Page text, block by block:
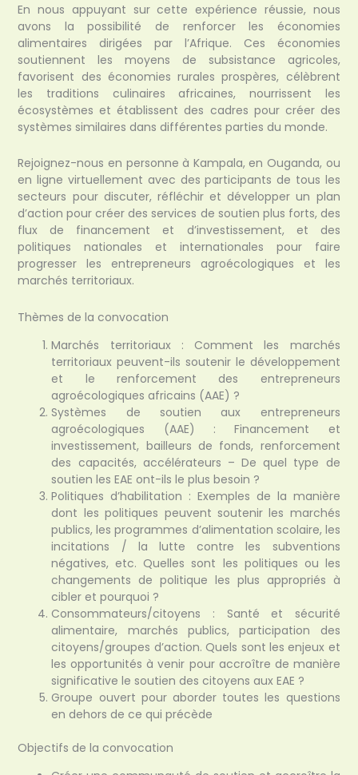
En nous appuyant sur cette expérience réussie, nous
avons la possibilité de renforcer les économies
alimentaires dirigées par l’Afrique. Ces économies
soutiennent les moyens de subsistance agricoles,
favorisent des économies rurales prospères, célèbrent
les traditions culinaires africaines, nourrissent les
écosystèmes et établissent des cadres pour créer des
systèmes similaires dans différentes parties du monde.
Rejoignez-nous en personne à Kampala, en Ouganda, ou
en ligne virtuellement avec des participants de tous les
secteurs pour discuter, réfléchir et développer un plan
d’action pour créer des services de soutien plus forts, des
flux de financement et d’investissement, et des
politiques nationales et internationales pour faire
progresser les entrepreneurs agroécologiques et les
marchés territoriaux.
Thèmes de la convocation
Marchés territoriaux : Comment les marchés
territoriaux peuvent-ils soutenir le développement
et le renforcement des entrepreneurs
agroécologiques africains (AAE) ?
Systèmes de soutien aux entrepreneurs
agroécologiques (AAE) : Financement et
investissement, bailleurs de fonds, renforcement
des capacités, accélérateurs – De quel type de
soutien les EAE ont-ils le plus besoin ?
Politiques d’habilitation : Exemples de la manière
dont les politiques peuvent soutenir les marchés
publics, les programmes d’alimentation scolaire, les
incitations / la lutte contre les subventions
négatives, etc. Quelles sont les politiques ou les
changements de politique les plus appropriés à
cibler et pourquoi ?
Consommateurs/citoyens : Santé et sécurité
alimentaire, marchés publics, participation des
citoyens/groupes d’action. Quels sont les enjeux et
les opportunités à venir pour accroître de manière
significative le soutien des citoyens aux EAE ?
Groupe ouvert pour aborder toutes les questions
en dehors de ce qui précède
Objectifs de la convocation